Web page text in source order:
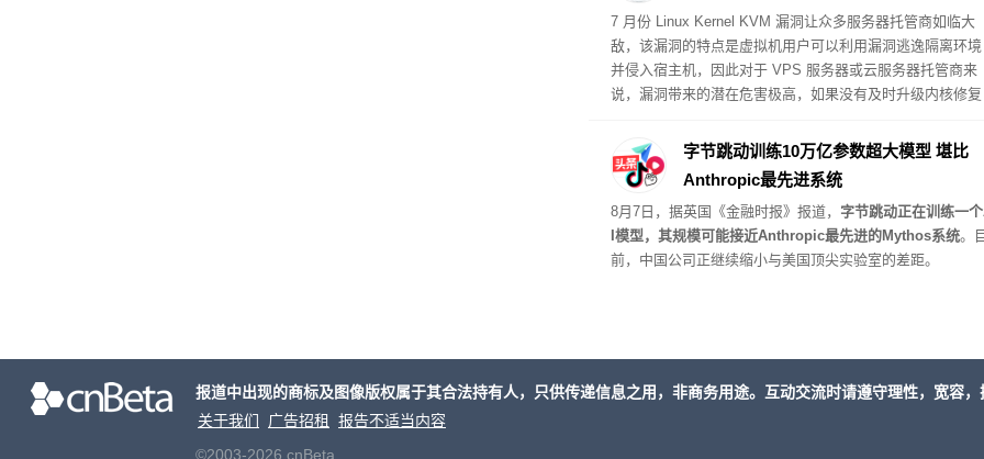
7 月份 Linux Kernel KVM 漏洞让众多服务器托管商如临大
敌，该漏洞的特点是虚拟机用户可以利用漏洞逃逸隔离环境
并侵入宿主机，因此对于 VPS 服务器或云服务器托管商来
说，漏洞带来的潜在危害极高，如果没有及时升级内核修复
字节跳动训练10万亿参数超大模型 堪比
Anthropic最先进系统
8月7日，据英国《金融时报》报道， 字节跳动正在训练一
I模型，其规模可能接近Anthropic最先进的Mythos系统。目
前，中国公司正继续缩小与美国顶尖实验室的差距。
报道中出现的商标及图像版权属于其合法持有人，只供传递信息之用，非商务用途。互动交流时请遵守理性，宽容，
关于我们
广告招租
报告不适当内容
©2003-2026 cnBeta